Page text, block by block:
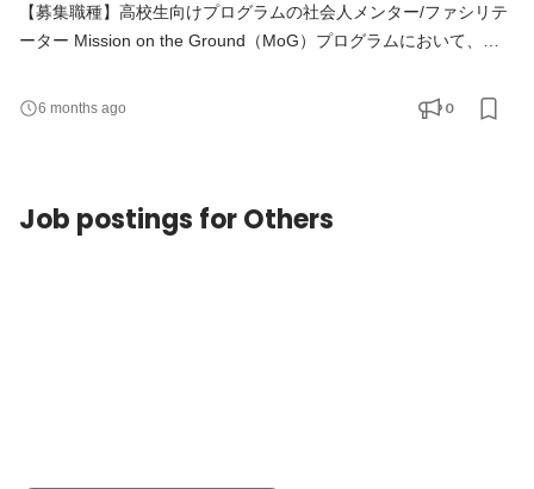
【募集職種】高校生向けプログラムの社会人メンター/ファシリテ
ーター Mission on the Ground（MoG）プログラムにおいて、社
ェクトを導くファシリテーターを担っていただきます。 学生たち
の熱量をマネジメントしながら、チームとして成果を創り出す実
6 months ago 0
Job postings for Others